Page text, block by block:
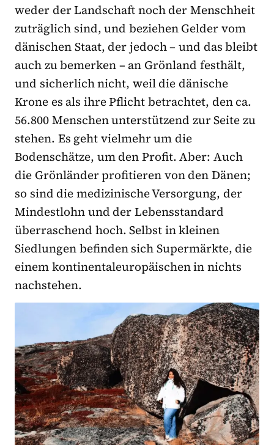
weder der Landschaft noch der Menschheit
zuträglich sind, und beziehen Gelder vom
dänischen Staat, der jedoch – und das bleibt
auch zu bemerken – an Grönland festhält,
und sicherlich nicht, weil die dänische
Krone es als ihre Pflicht betrachtet, den ca.
56.800 Menschen unterstützend zur Seite zu
stehen. Es geht vielmehr um die
Bodenschätze, um den Profit. Aber: Auch
die Grönländer profitieren von den Dänen;
so sind die medizinische Versorgung, der
Mindestlohn und der Lebensstandard
überraschend hoch. Selbst in kleinen
Siedlungen befinden sich Supermärkte, die
einem kontinentaleuropäischen in nichts
nachstehen.